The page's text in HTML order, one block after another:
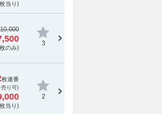
当り)
のみ)
3
枚連番
り可)
当り)
2